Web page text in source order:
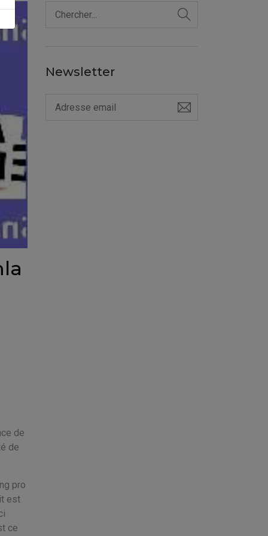
de
de
pro
est
ce
Newsletter